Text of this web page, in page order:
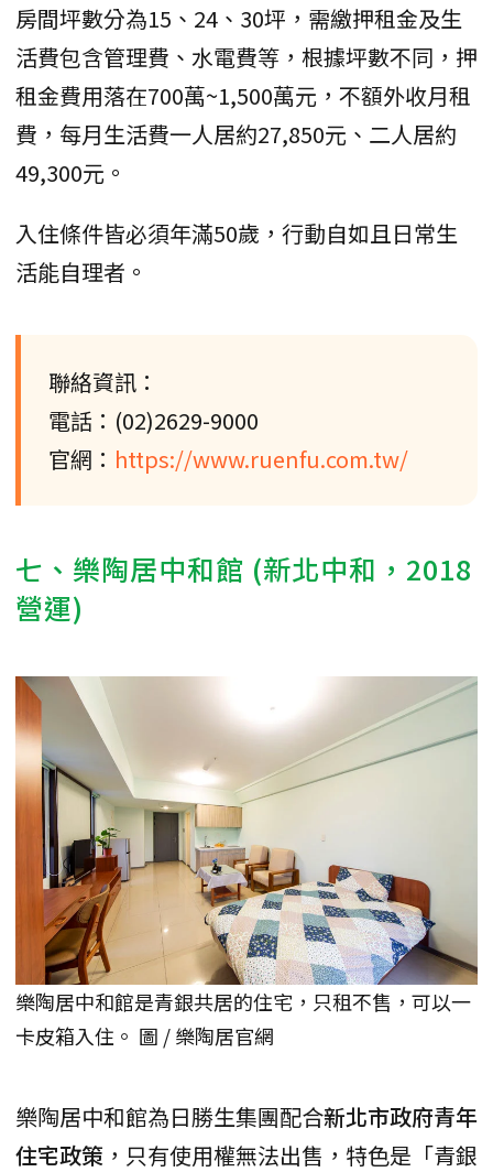
房間坪數分為15、24、30坪，需繳押租金及生
活費包含管理費、水電費等，根據坪數不同，押
租金費用落在700萬~1,500萬元，不額外收月租
費，每月生活費一人居約27,850元、二人居約
49,300元。
入住條件皆必須年滿50歲，行動自如且日常生
活能自理者。
聯絡資訊：
電話：(02)2629-9000
官網： https://www.ruenfu.com.tw/
七、樂陶居中和館 (新北中和，2018
營運)
樂陶居中和館是青銀共居的住宅，只租不售，可以一
卡皮箱入住。 圖 / 樂陶居官網
樂陶居中和館為日勝生集團配合新北市政府青年
住宅政策 ，只有使用權無法出售，特色是「青銀